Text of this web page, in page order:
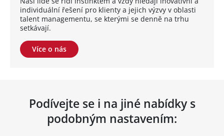
individuální řešení pro klienty a jejich výzvy v oblasti
talent managementu, se kterými se denně na trhu
setkávají.
Více o nás
Podívejte se i na jiné nabídky s
podobným nastavením: